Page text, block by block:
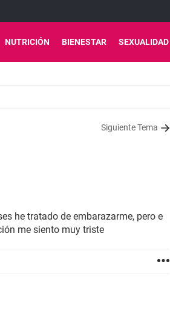
NUTRICIÓN BIENESTAR SEXUALIDAD
Siguiente Tema
he tratado de embarazarme, pero e
me siento muy triste